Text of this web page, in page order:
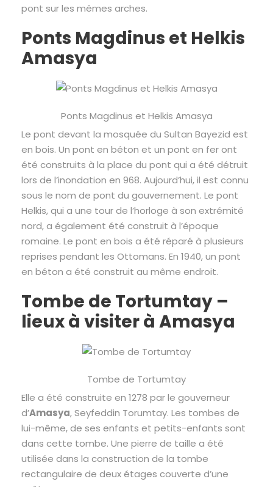
pont sur les mêmes arches.
Ponts Magdinus et Helkis
Amasya
Ponts Magdinus et Helkis Amasya
Le pont devant la mosquée du Sultan Bayezid est
en bois. Un pont en béton et un pont en fer ont
été construits à la place du pont qui a été détruit
lors de l’inondation en 968. Aujourd’hui, il est connu
sous le nom de pont du gouvernement. Le pont
Helkis, qui a une tour de l’horloge à son extrémité
nord, a également été construit à l’époque
romaine. Le pont en bois a été réparé à plusieurs
reprises pendant les Ottomans. En 1940, un pont
en béton a été construit au même endroit.
Tombe de Tortumtay –
lieux à visiter à Amasya
Tombe de Tortumtay
Elle a été construite en 1278 par le gouverneur
d’Amasya, Seyfeddin Torumtay. Les tombes de
lui-même, de ses enfants et petits-enfants sont
dans cette tombe. Une pierre de taille a été
utilisée dans la construction de la tombe
rectangulaire de deux étages couverte d’une